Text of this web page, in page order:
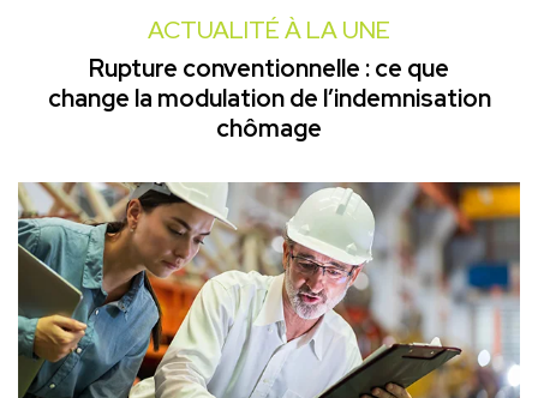
ACTUALITÉ À LA UNE
Rupture conventionnelle : ce que
change la modulation de l’indemnisation
chômage